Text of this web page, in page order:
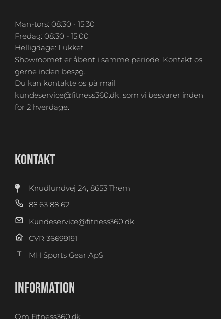
Man-tors: 08:30 - 15:30
Fredag: 08:30 - 15:00
Helligdage: Lukket
Showroomet er åbent i samme periode. Kontakt os
gerne inden besøg.
Du kan kontakte os på mail
kundeservice@fitness360.dk, som vi besvarer inden
for 2 hverdage.
KONTAKT
Knudlundvej 24, 8653 Them
88 63 88 62
Kundeservice@fitness360.dk
CVR 36699191
MH Sports Gear ApS
INFORMATION
Om Fitness360.dk